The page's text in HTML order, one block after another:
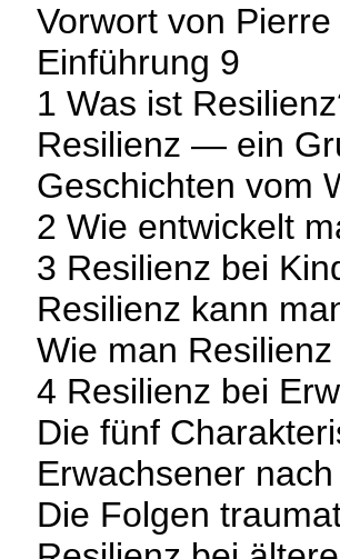
Vorwort von
Einführung 9
1 Was ist
Resilienz — ein
Geschichten vom
2 Wie entwickelt
3 Resilienz bei
Resilienz kann
Wie man
4 Resilienz bei
Die fünf
Erwachsener
Die Folgen